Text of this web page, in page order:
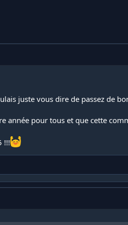
juste vous dire de passez de
année pour tous et que cette
!!!